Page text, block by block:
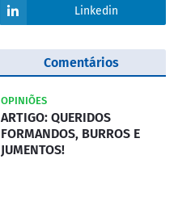
Linkedin
Comentários
OPINIÕES
ARTIGO: QUERIDOS
FORMANDOS, BURROS E
JUMENTOS!